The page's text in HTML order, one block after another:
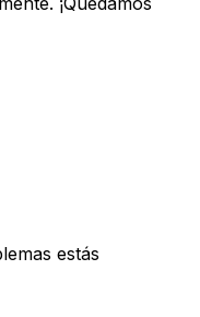
estás